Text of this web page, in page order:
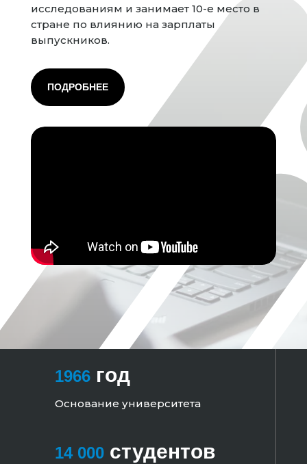
исследованиям и занимает 10-е место в
стране по влиянию на зарплаты
выпускников.
ПОДРОБНЕЕ
1966год
Основание университета
14 000студентов